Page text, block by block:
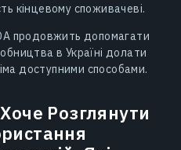
кінцевому споживачеві.
продовжить допомагати
в Україні долати
доступними способами.
Розглянути